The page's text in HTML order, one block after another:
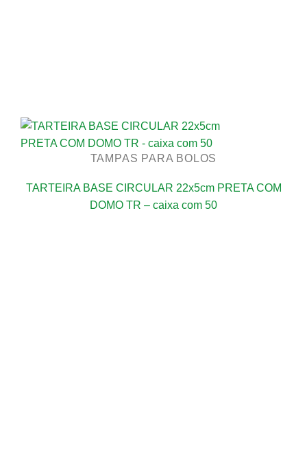
TAMPAS PARA BOLOS
TARTEIRA BASE CIRCULAR 22x5cm PRETA COM
DOMO TR – caixa com 50